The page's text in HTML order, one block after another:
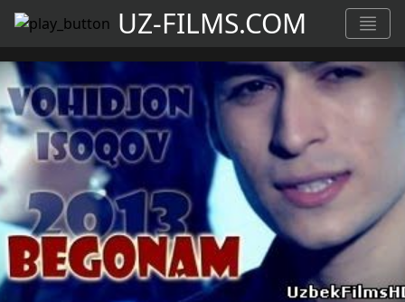
UZ-FILMS.COM